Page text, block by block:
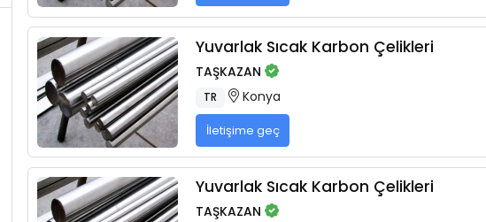
Yuvarlak Sıcak Karbon Çelikleri
TAŞKAZAN
TR Konya
İletişime geç
Yuvarlak Sıcak Karbon Çelikleri
TAŞKAZAN